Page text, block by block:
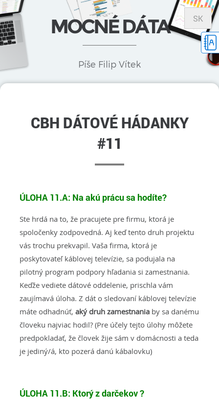
MOCNÉ DÁTA
Píše Filip Vítek
SK
CBH DÁTOVÉ HÁDANKY
#11
ÚLOHA 11.A: Na akú prácu sa hodíte?
Ste hrdá na to, že pracujete pre firmu, ktorá je
spoločenky zodpovedná. Aj keď tento druh projektu
vás trochu prekvapil. Vaša firma, ktorá je
poskytovateľ káblovej televízie, sa podujala na
pilotný program podpory hľadania si zamestnania.
Keďže vediete dátové oddelenie, prischla vám
zaujímavá úloha. Z dát o sledovaní káblovej televízie
máte odhadnúť, aký druh zamestnania by sa danému
človeku najviac hodil? (Pre účely tejto úlohy môžete
predpokladať, že človek žije sám v domácnosti a teda
je jediný/á, kto pozerá danú kábalovku)
ÚLOHA 11.B: Ktorý z darčekov ?